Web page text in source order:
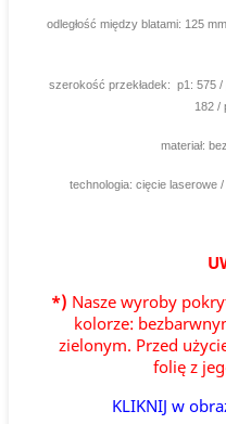
odległość między blatami: 125
szerokość przekładek: p1: 575 /
182 /
materiał:
technologia: cięcie laserowe
*) Nasze wyroby
kolorze:
zielonym. Przed
folię z
KLIKNIJ w